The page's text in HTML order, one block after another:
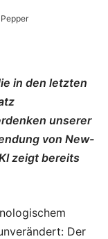
in den letzten
unserer
von New-
zeigt bereits
Der